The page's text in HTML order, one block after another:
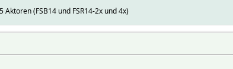
(FSB14 und FSR14-2x und 4x)